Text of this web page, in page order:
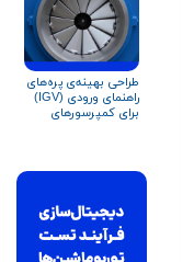
طراحی بهینه‌‌ی پره‌های
راهنمای ورودی (IGV)
برای کمپرسورهای